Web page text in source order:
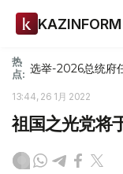
KAZINFORM
热
点: 选举-2026总统府
13:44, 26 1月 2022
祖国之光党将